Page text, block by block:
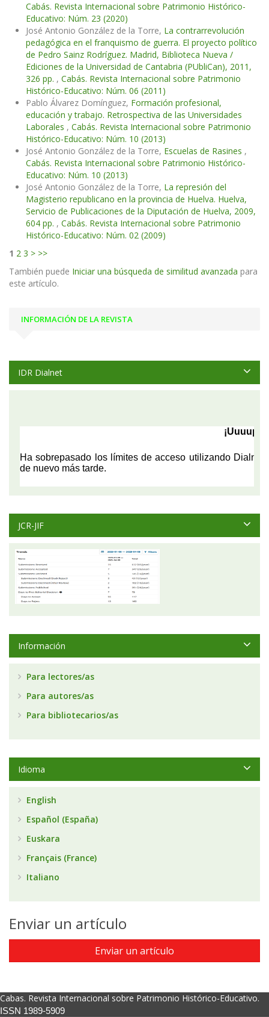
Cabás. Revista Internacional sobre Patrimonio Histórico-
Educativo: Núm. 23 (2020)
José Antonio González de la Torre, La contrarrevolución
pedagógica en el franquismo de guerra. El proyecto político
de Pedro Sainz Rodríguez. Madrid, Biblioteca Nueva /
Ediciones de la Universidad de Cantabria (PUbliCan), 2011,
326 pp. , Cabás. Revista Internacional sobre Patrimonio
Histórico-Educativo: Núm. 06 (2011)
Pablo Álvarez Domínguez, Formación profesional,
educación y trabajo. Retrospectiva de las Universidades
Laborales , Cabás. Revista Internacional sobre Patrimonio
Histórico-Educativo: Núm. 10 (2013)
José Antonio González de la Torre, Escuelas de Rasines ,
Cabás. Revista Internacional sobre Patrimonio Histórico-
Educativo: Núm. 10 (2013)
José Antonio González de la Torre, La represión del
Magisterio republicano en la provincia de Huelva. Huelva,
Servicio de Publicaciones de la Diputación de Huelva, 2009,
604 pp. , Cabás. Revista Internacional sobre Patrimonio
Histórico-Educativo: Núm. 02 (2009)
1 2 3 > >>
También puede Iniciar una búsqueda de similitud avanzada para
este artículo.
INFORMACIÓN DE LA REVISTA
IDR Dialnet
JCR-JIF
Información
Para lectores/as
Para autores/as
Para bibliotecarios/as
Idioma
English
Español (España)
Euskara
Français (France)
Italiano
Enviar un artículo
Enviar un artículo
Cabas. Revista Internacional sobre Patrimonio Histórico-Educativo.
ISSN 1989-5909